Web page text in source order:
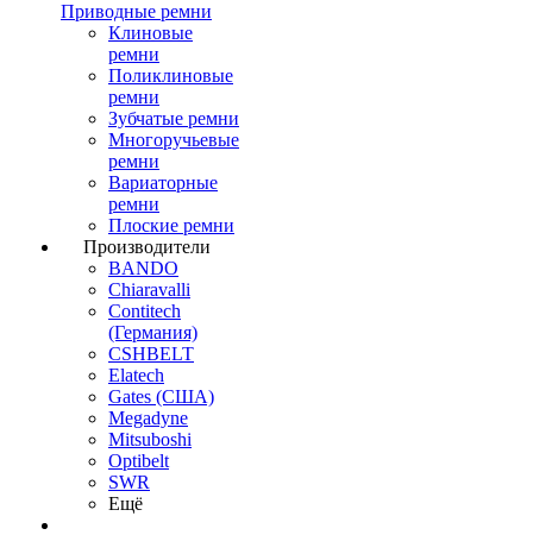
Приводные ремни
Клиновые
ремни
Поликлиновые
ремни
Зубчатые ремни
Многоручьевые
ремни
Вариаторные
ремни
Плоские ремни
Производители
BANDO
Chiaravalli
Contitech
(Германия)
CSHBELT
Elatech
Gates (США)
Megadyne
Mitsuboshi
Optibelt
SWR
Ещё